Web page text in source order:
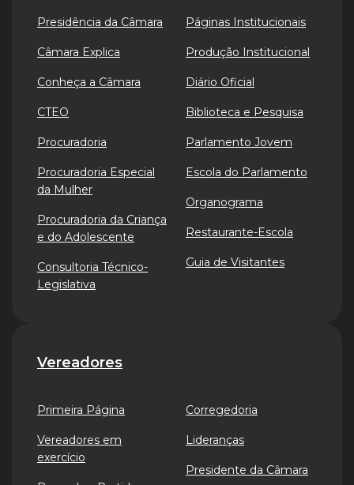
Presidência da Câmara
Câmara Explica
Conheça a Câmara
CTEO
Procuradoria
Procuradoria Especial
da Mulher
Procuradoria da Criança
e do Adolescente
Consultoria Técnico-
Legislativa
Páginas Institucionais
Produção Institucional
Diário Oficial
Biblioteca e Pesquisa
Parlamento Jovem
Escola do Parlamento
Organograma
Restaurante-Escola
Guia de Visitantes
Vereadores
Primeira Página
Vereadores em
exercício
Corregedoria
Lideranças
Presidente da Câmara